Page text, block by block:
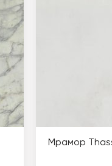
Мрамор